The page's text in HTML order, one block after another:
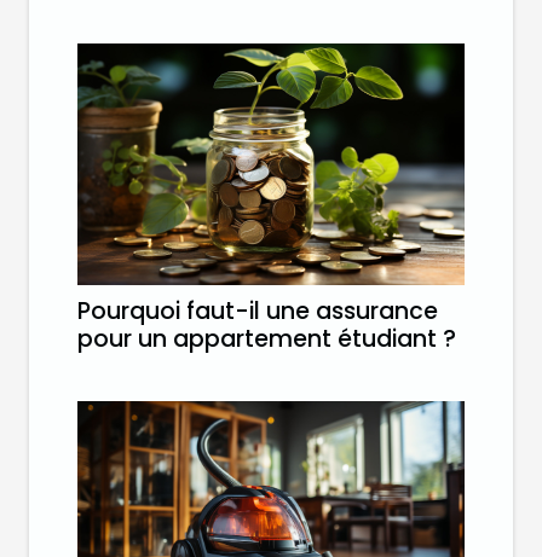
Pourquoi faut-il une assurance
pour un appartement étudiant ?